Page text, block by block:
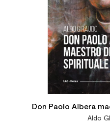
Don Paolo Albera
Aldo